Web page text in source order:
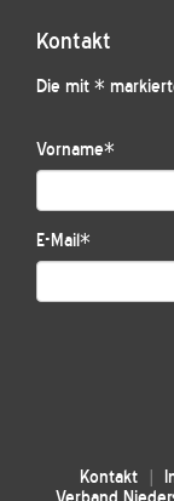
Kontakt
Die mit *
Vorname*
E-Mail*
Kontakt